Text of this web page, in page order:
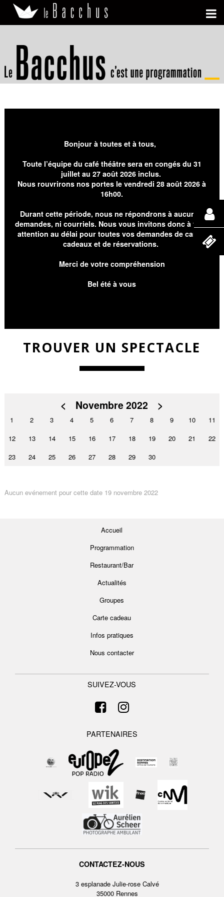
Bonjour à toutes et à tous,
Toute l’équipe du café théâtre sera en congés du 31
juillet au 27 août 2026 inclus.
Nous rouvrirons nos portes le vendredi 28 août 2026 à
16h00.
Durant cette période, nous ne répondrons à aucunes
demandes, ni courriels. Nous vous invitons donc à faire
attention au délai pour toutes vos demandes de cartes
cadeaux et de réservations.
Merci de votre compréhension
Bel été à vous
TROUVER UN SPECTACLE
< Novembre 2022 >
1 2 3 4 5 6 7 8 9 10
11
12
13 14 15 16 17 18 19 20 21
22
23
24 25 26 27 28 29 30
Aucun evénement pour cette date 19 novembre 2022
Accueil
Programmation
Restaurant/Bar
Actualités
Groupes
Carte cadeau
Infos pratiques
Nous contacter
SUIVEZ-VOUS
PARTENAIRES
CONTACTEZ-NOUS
3 esplanade Julie-rose Calvé
35000 Rennes